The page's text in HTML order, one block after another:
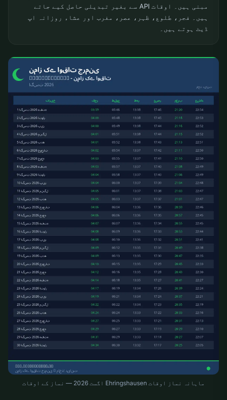
مبنی ہیں۔ اوقات API سے بغیر تبدیلی حاصل کیے جاتے
ہیں۔ فجر، طلوع، ظہر، عصر، مغرب اور عشاء روزانہ اپ
ڈیٹ ہوتے ہیں۔
ماہانہ نماز اوقات Ehringshausen اگست 2026 — نماز کے اوقات